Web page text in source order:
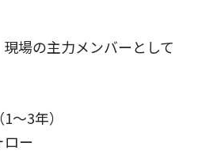
場の主力メンバーとして
3年）
ロー